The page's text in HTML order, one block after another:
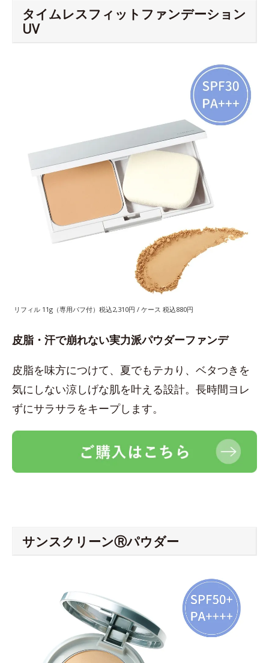
タイムレスフィットファンデーション
UV
リフィル 11g（専用パフ付）税込2,310円 / ケース 税込880円
皮脂・汗で崩れない実力派パウダーファンデ
皮脂を味方につけて、夏でもテカり、ベタつきを
気にしない涼しげな肌を叶える設計。長時間ヨレ
ずにサラサラをキープします。
サンスクリーンⓇパウダー